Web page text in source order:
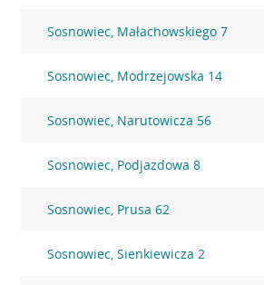
Sosnowiec, Małachowskiego 7
Sosnowiec, Modrzejowska 14
Sosnowiec, Narutowicza 56
Sosnowiec, Podjazdowa 8
Sosnowiec, Prusa 62
Sosnowiec, Sienkiewicza 2